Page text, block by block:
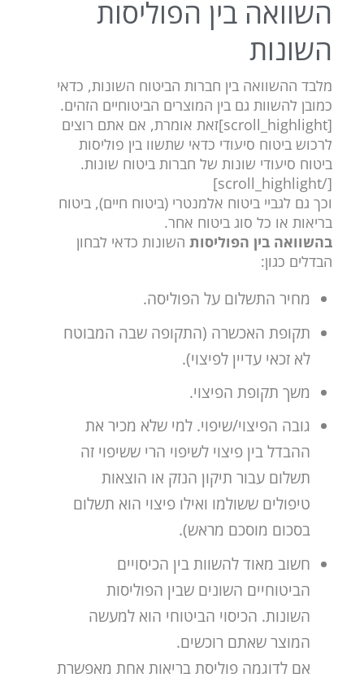
השוואה בין הפוליסות
השונות
מלבד ההשוואה בין חברות הביטוח השונות, כדאי
כמובן להשוות גם בין המוצרים הביטוחיים הזהים.
[scroll_highlight]זאת אומרת, אם אתם רוצים
לרכוש ביטוח סיעודי כדאי שתשוו בין פוליסות
ביטוח סיעודי שונות של חברות ביטוח שונות.
[/scroll_highlight]
וכך גם לגביי ביטוח אלמנטרי (ביטוח חיים), ביטוח
בריאות או כל סוג ביטוח אחר.
בהשוואה בין הפוליסותהשונות כדאי לבחון
הבדלים כגון:
מחיר התשלום על הפוליסה.
תקופת האכשרה (התקופה שבה המבוטח
לא זכאי עדיין לפיצוי).
משך תקופת הפיצוי.
גובה הפיצוי/שיפוי. למי שלא מכיר את
ההבדל בין פיצוי לשיפוי הרי ששיפוי זה
תשלום עבור תיקון הנזק או הוצאות
טיפולים ששולמו ואילו פיצוי הוא תשלום
בסכום מוסכם מראש).
חשוב מאוד להשוות בין הכיסויים
הביטוחיים השונים שבין הפוליסות
השונות. הכיסוי הביטוחי הוא למעשה
המוצר שאתם רוכשים.
אם לדוגמה פוליסת בריאות אחת מאפשרת